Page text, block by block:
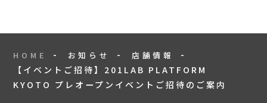
HOME お知らせ 店舗情報
【イベントご招待】201LAB PLATFORM
KYOTO プレオープンイベントご招待のご案内